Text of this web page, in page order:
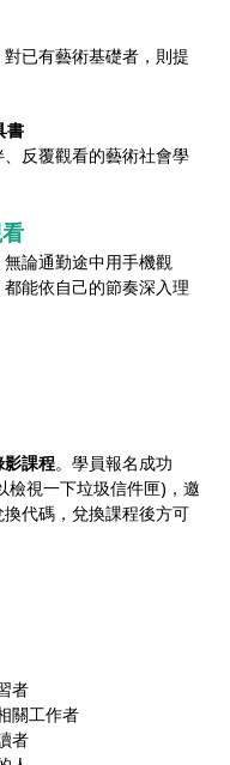
已有藝術基礎者，則提
書
反覆觀看的藝術社會學
論通勤途中用手機觀
能依自己的節奏深入理
影課程。學員報名成功
檢視一下垃圾信件匣)，邀
代碼，兌換課程後方可
者
關工作者
者